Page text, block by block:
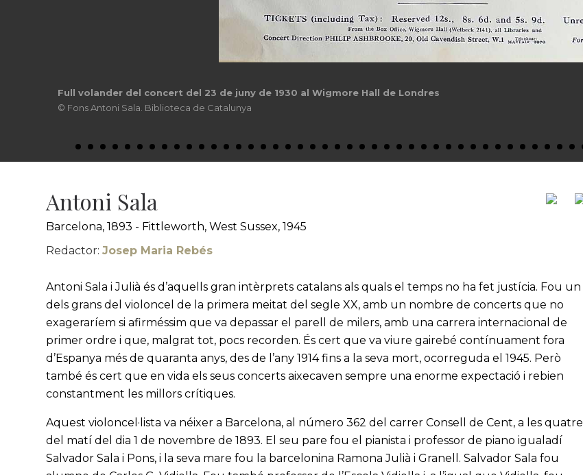
Full volander del concert del 23 de juny de 1930 al Wigmore Hall de Londres
© Fons Antoni Sala. Biblioteca de Catalunya
Antoni Sala
Barcelona, 1893 - Fittleworth, West Sussex, 1945
Redactor:Josep Maria Rebés
Antoni Sala i Julià és d’aquells gran intèrprets catalans als quals el temps no ha fet justícia. Fou un
dels grans del violoncel de la primera meitat del segle XX, amb un nombre de concerts que no
exageraríem si afirméssim que va depassar el parell de milers, amb una carrera internacional de
primer ordre i que, malgrat tot, pocs recorden. És cert que va viure gairebé contínuament fora
d’Espanya més de quaranta anys, des de l’any 1914 fins a la seva mort, ocorreguda el 1945. Però
també és cert que en vida els seus concerts aixecaven sempre una enorme expectació i rebien
constantment les millors crítiques.
Aquest violoncel·lista va néixer a Barcelona, al número 362 del carrer Consell de Cent, a les quatre
del matí del dia 1 de novembre de 1893. El seu pare fou el pianista i professor de piano igualadí
Salvador Sala i Pons, i la seva mare fou la barcelonina Ramona Julià i Granell. Salvador Sala fou